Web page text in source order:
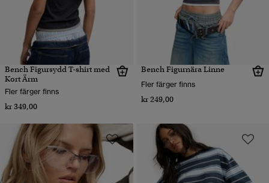
Bench Figursydd T-shirt med
Kort Ärm
Fler färger finns
kr 349,00
Bench Figurnära Linne
Fler färger finns
kr 249,00